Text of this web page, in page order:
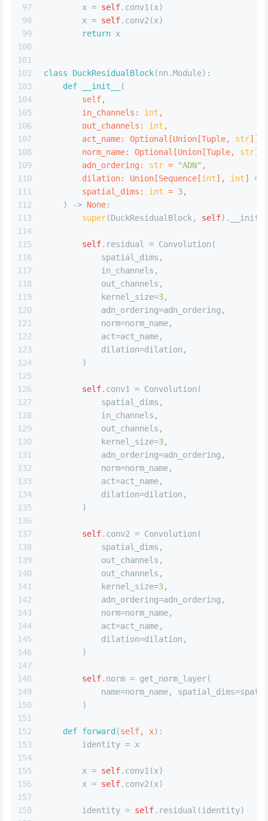
97
98
99
100
101
102
103
104
105
106
107
108
109
110
111
112
113
114
115
116
117
118
119
120
121
122
123
124
125
126
127
128
129
130
131
132
133
134
135
136
137
138
139
140
141
142
143
144
145
146
147
148
149
150
151
152
153
154
155
156
157
158
        x =
self.conv1(x)
        x =
self.conv2(x)
return x
class DuckResidualBlock(nn.Module):
def
__init__
(
        self,
        in_channels:
int ,
        out_channels:
int ,
        act_name:
Optional [Union [Tuple, str]]
        norm_name:
Optional [Union [Tuple, str]]
        adn_ordering:
str = "ADN" ,
        dilation:
Union [Sequence [int], int] =
        spatial_dims:
int = 3,
) -> None:
super(DuckResidualBlock, self
self.residual = Convolution(
            spatial_dims,
            in_channels,
            out_channels,
            kernel_size=
3,
            adn_ordering=adn_ordering,
            norm=norm_name,
            act=act_name,
            dilation=dilation,
        )
self.conv1 = Convolution(
            spatial_dims,
            in_channels,
            out_channels,
            kernel_size=
3,
            adn_ordering=adn_ordering,
            norm=norm_name,
            act=act_name,
            dilation=dilation,
        )
self.conv2 = Convolution(
            spatial_dims,
            out_channels,
            out_channels,
            kernel_size=
3,
            adn_ordering=adn_ordering,
            norm=norm_name,
            act=act_name,
            dilation=dilation,
        )
self.norm = get_norm_layer(
name=norm_name,
        )
def forward (self, x):
        identity = x
        x =
self.conv1(x)
        x =
self.conv2(x)
        identity =
self.residual(identity)